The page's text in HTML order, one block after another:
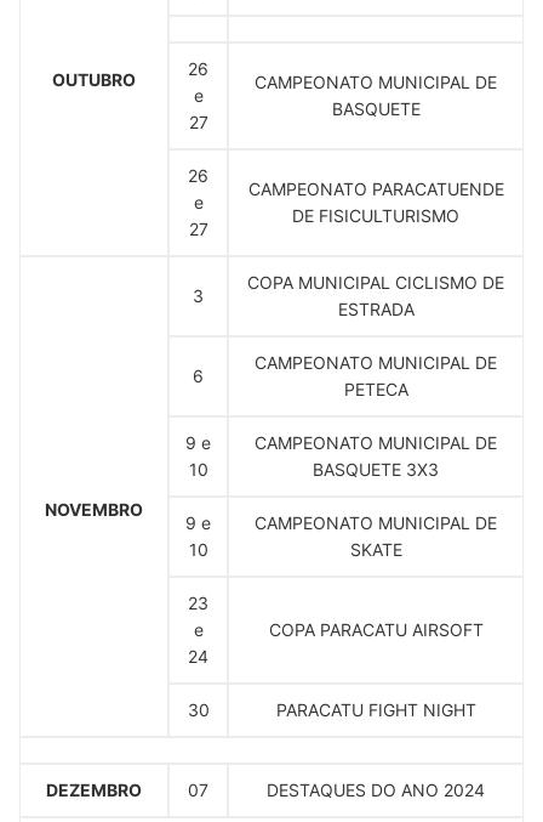
OUTUBRO
26
e
27
CAMPEONATO MUNICIPAL DE
BASQUETE
26
e
27
CAMPEONATO PARACATUENDE
DE FISICULTURISMO
NOVEMBRO
3
COPA MUNICIPAL CICLISMO DE
ESTRADA
6
CAMPEONATO MUNICIPAL DE
PETECA
9 e
10
CAMPEONATO MUNICIPAL DE
BASQUETE 3X3
9 e
10
CAMPEONATO MUNICIPAL DE
SKATE
23
e
24
COPA PARACATU AIRSOFT
30 PARACATU FIGHT NIGHT
DEZEMBRO 07 DESTAQUES DO ANO 2024